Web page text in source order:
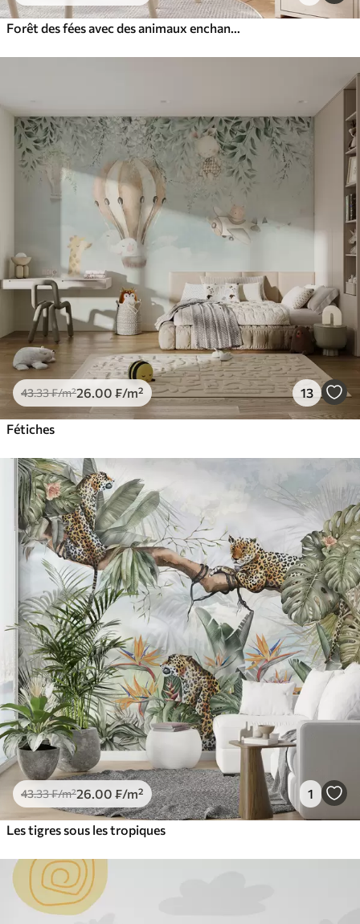
43.33₣/m²26 .00 ₣/m² 13
Fétiches
43.33₣/m²26 .00 ₣/m² 1
Les tigres sous les tropiques